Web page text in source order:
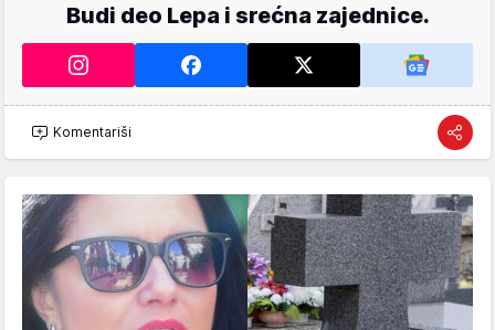
Budi deo Lepa i srećna zajednice.
Komentariši